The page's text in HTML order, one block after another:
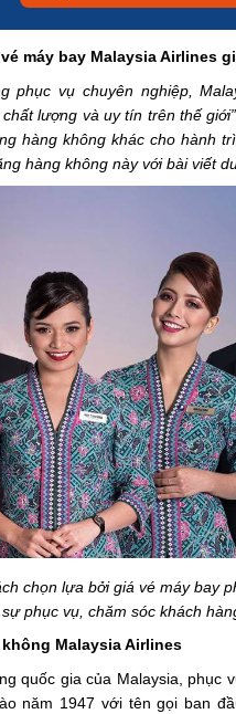
máy bay Malaysia Airlines
phục vụ chuyên nghiệp,
lượng và uy tín trên thế
hàng không khác cho hành
hàng không này với bài viết
chọn lựa bởi giá vé máy bay
phục vụ, chăm sóc khách
Malaysia Airlines
quốc gia của Malaysia, phục
năm 1947 với tên gọi ban